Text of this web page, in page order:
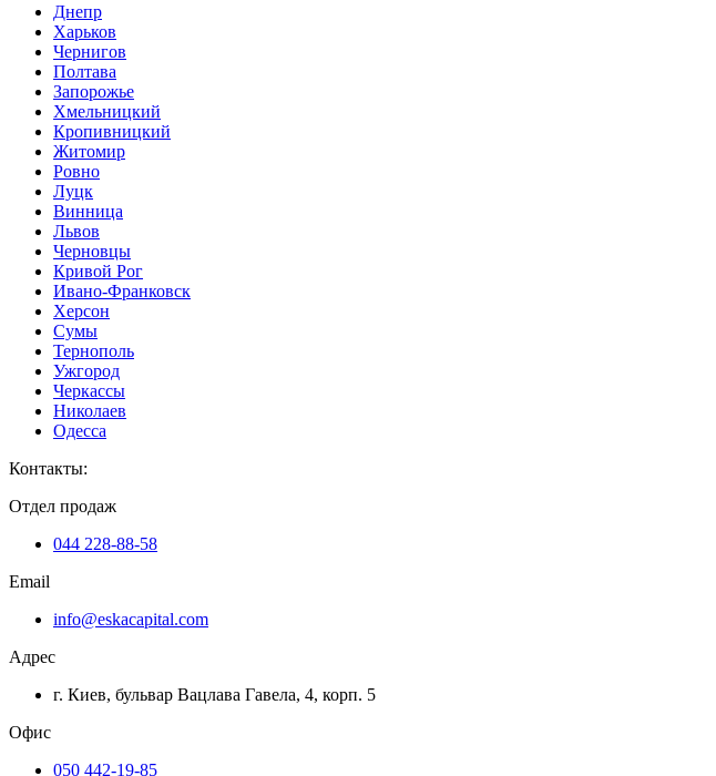
Днепр
Харьков
Чернигов
Полтава
Запорожье
Хмельницкий
Кропивницкий
Житомир
Ровно
Луцк
Винница
Львов
Черновцы
Кривой Рог
Ивано-Франковск
Херсон
Сумы
Тернополь
Ужгород
Черкассы
Николаев
Одесса
Контакты:
Отдел продаж
044 228-88-58
Email
info@eskacapital.com
Адрес
г. Киев, бульвар Вацлава Гавела, 4, корп. 5
Офис
050 442-19-85